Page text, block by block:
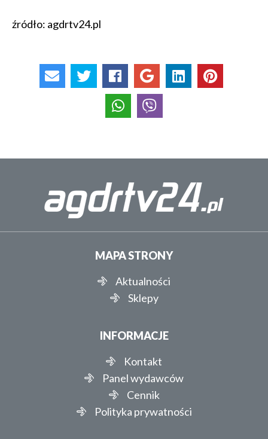
źródło: agdrtv24.pl
MAPA STRONY
Aktualności
Sklepy
INFORMACJE
Kontakt
Panel wydawców
Cennik
Polityka prywatności